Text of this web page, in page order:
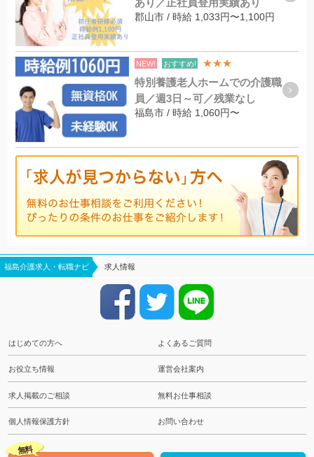
郡山市 / 時給 1,033円〜1,100円
NEW! おすすめ! ★★★
特別養護老人ホームでの介護職
員／週3日～可／残業なし
福島市 / 時給 1,060円〜
福島介護求人・転職ナビ 求人情報
はじめての方へ よくあるご質問
お役立ち情報 運営会社案内
求人掲載のご相談 無料お仕事相談
個人情報保護方針 お問い合わせ
無料